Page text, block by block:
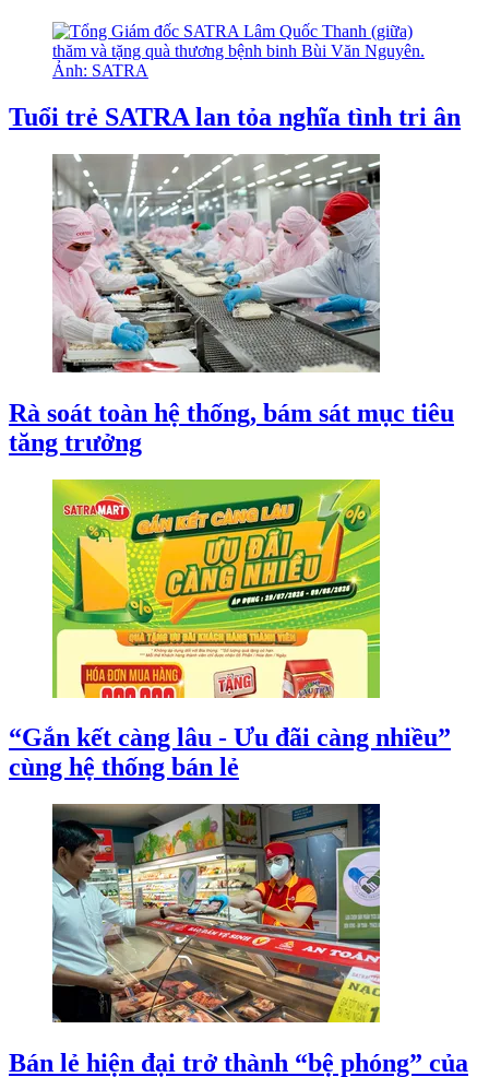
Tuổi trẻ SATRA lan tỏa nghĩa tình tri ân
Rà soát toàn hệ thống, bám sát mục tiêu
tăng trưởng
“Gắn kết càng lâu - Ưu đãi càng nhiều”
cùng hệ thống bán lẻ
Bán lẻ hiện đại trở thành “bệ phóng” của